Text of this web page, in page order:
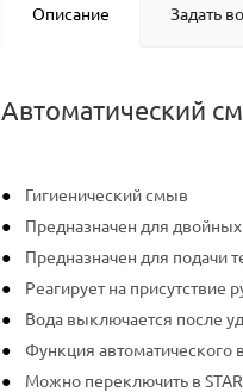
Описание Задать
Автоматический
Гигиенический смыв
Предназначен для
Предназначен для подачи
Реагирует на
Вода выключается после
Функция
Можно переключить в